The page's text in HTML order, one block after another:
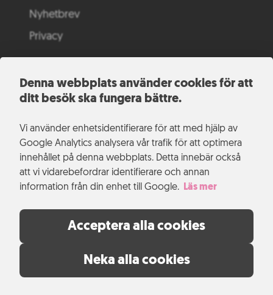
Denna webbplats använder cookies för att
ditt besök ska fungera bättre.
Vi använder enhetsidentifierare för att med hjälp av
Google Analytics analysera vår trafik för att optimera
innehållet på denna webbplats. Detta innebär också
att vi vidarebefordrar identifierare och annan
information från din enhet till Google.
Läs mer
Acceptera alla cookies
Neka alla cookies
Nyhetbrev
Privacy